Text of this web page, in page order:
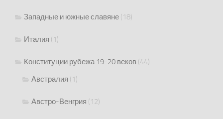
Западные и южные славяне (18)
Италия (1)
Конституции рубежа 19-20 веков (44)
Австралия (1)
Австро-Венгрия (12)